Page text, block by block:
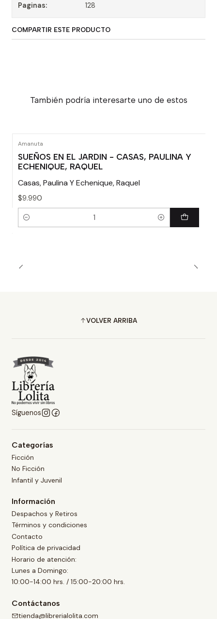
Paginas: 128
COMPARTIR ESTE PRODUCTO
También podría interesarte uno de estos
Amanuta
SUEÑOS EN EL JARDIN - CASAS, PAULINA Y
ECHENIQUE, RAQUEL
Casas, Paulina Y Echenique, Raquel
$9.990
Cantidad
VOLVER ARRIBA
Síguenos
Categorías
Ficción
No Ficción
Infantil y Juvenil
Información
Despachos y Retiros
Términos y condiciones
Contacto
Política de privacidad
Horario de atención:
Lunes a Domingo:
10:00-14:00 hrs. / 15:00-20:00 hrs.
Contáctanos
tienda@librerialolita.com